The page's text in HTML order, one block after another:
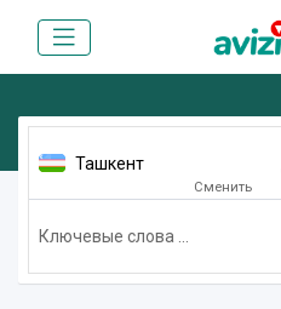
Ташкент
Сменить